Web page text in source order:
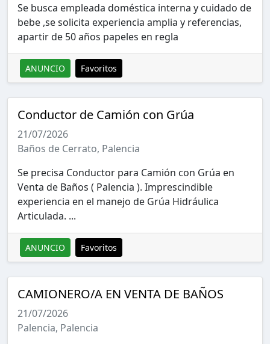
Se busca empleada doméstica interna y cuidado de
bebe ,se solicita experiencia amplia y referencias,
apartir de 50 años papeles en regla
ANUNCIO Favoritos
Conductor de Camión con Grúa
21/07/2026
Baños de Cerrato, Palencia
Se precisa Conductor para Camión con Grúa en
Venta de Baños ( Palencia ). Imprescindible
experiencia en el manejo de Grúa Hidráulica
Articulada. ...
ANUNCIO Favoritos
CAMIONERO/A EN VENTA DE BAÑOS
21/07/2026
Palencia, Palencia